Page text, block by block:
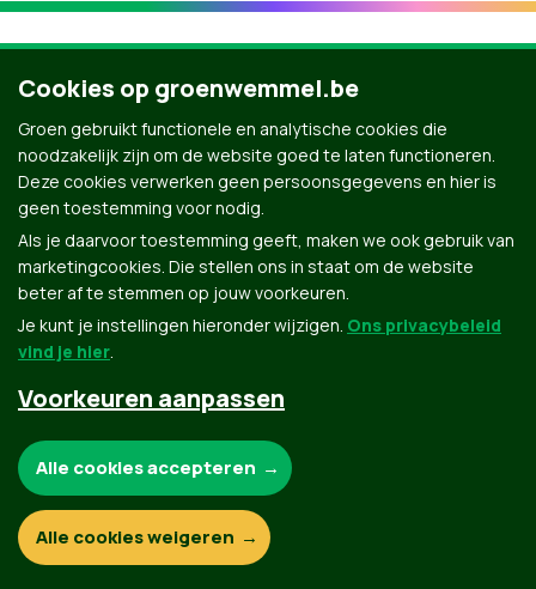
Groen.be
© Copyright Groen 2026 | Gemaakt metNationBuilder| Gebouwd doorTectonica
Contact Privacybeleid
Cookies op groenwemmel.be
Groen gebruikt functionele en analytische cookies die
noodzakelijk zijn om de website goed te laten functioneren.
Deze cookies verwerken geen persoonsgegevens en hier is
geen toestemming voor nodig.
Als je daarvoor toestemming geeft, maken we ook gebruik van
marketingcookies. Die stellen ons in staat om de website
beter af te stemmen op jouw voorkeuren.
Je kunt je instellingen hieronder wijzigen. Ons privacybeleid
vind je hier.
Voorkeuren aanpassen
Functionele en analytische cookies:
Alle cookies accepteren
Alle cookies weigeren